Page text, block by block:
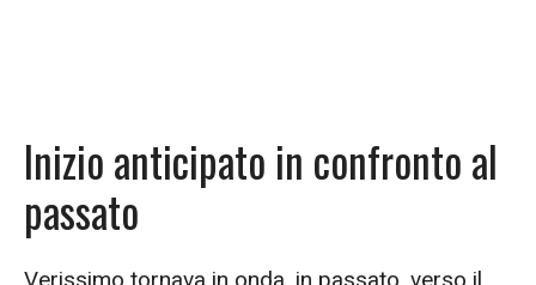
Inizio anticipato in confronto al
passato
Verissimo tornava in onda, in passato, verso il